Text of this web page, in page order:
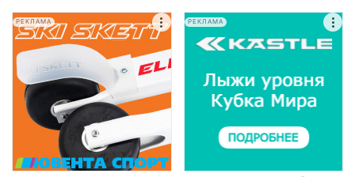
РЕКЛАМА РЕКЛАМА